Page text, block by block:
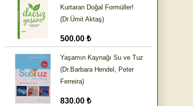
Kurtaran Doğal Formüller!
(Dr.Ümit Aktaş)
500.00 ₺
Yaşamın Kaynağı Su ve Tuz
(Dr.Barbara Hendel, Peter
Ferreira)
830.00 ₺